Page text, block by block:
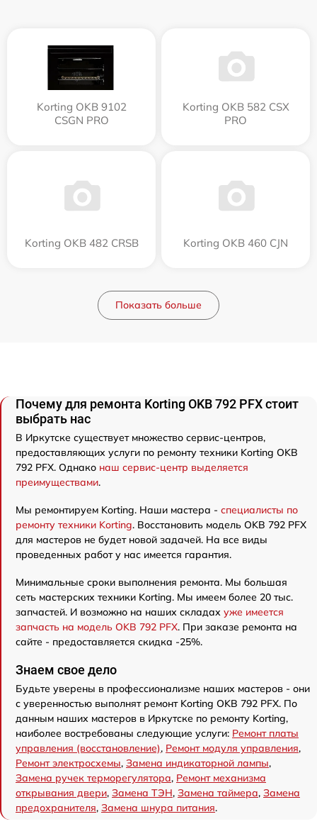
Korting OKB 9102
CSGN PRO
Korting OKB 582 CSX
PRO
Korting OKB 482 CRSB Korting OKB 460 CJN
Показать больше
Почему для ремонта Korting OKB 792 PFX стоит
выбрать нас
В Иркутске существует множество сервис-центров,
предоставляющих услуги по ремонту техники Korting OKB
792 PFX. Однако наш сервис-центр выделяется
преимуществами.
Мы ремонтируем Korting. Наши мастера - специалисты по
ремонту техники Korting. Восстановить модель OKB 792 PFX
для мастеров не будет новой задачей. На все виды
проведенных работ у нас имеется гарантия.
Минимальные сроки выполнения ремонта. Мы большая
сеть мастерских техники Korting. Мы имеем более 20 тыс.
запчастей. И возможно на наших складах уже имеется
запчасть на модель OKB 792 PFX. При заказе ремонта на
сайте - предоставляется скидка -25%.
Знаем свое дело
Будьте уверены в профессионализме наших мастеров - они
с уверенностью выполнят ремонт Korting OKB 792 PFX. По
данным наших мастеров в Иркутске по ремонту Korting,
наиболее востребованы следующие услуги: Ремонт платы
управления (восстановление), Ремонт модуля управления,
Ремонт электросхемы, Замена индикаторной лампы,
Замена ручек терморегулятора, Ремонт механизма
открывания двери, Замена ТЭН, Замена таймера, Замена
предохранителя, Замена шнура питания.